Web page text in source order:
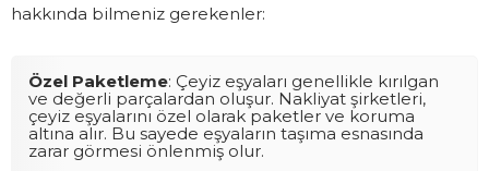
hakkında bilmeniz gerekenler:
Özel Paketleme: Çeyiz eşyaları genellikle kırılgan
ve değerli parçalardan oluşur. Nakliyat şirketleri,
çeyiz eşyalarını özel olarak paketler ve koruma
altına alır. Bu sayede eşyaların taşıma esnasında
zarar görmesi önlenmiş olur.